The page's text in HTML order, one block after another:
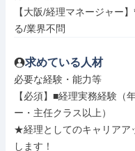
【大阪/経理マネージャー
る/業界不問
求めている人材
必要な経験・能力等
【必須】■経理実務経験（
ー・主任クラス以上）
★経理としてのキャリアア
します！